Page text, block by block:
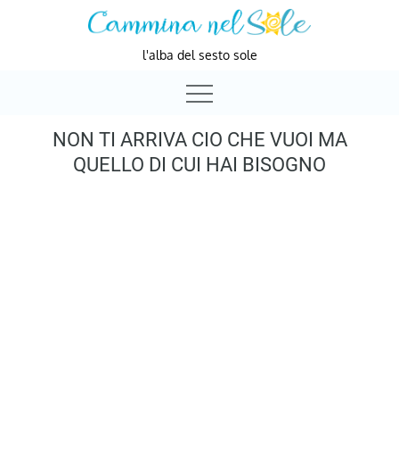
l'alba del sesto sole
NON TI ARRIVA CIO CHE VUOI MA
QUELLO DI CUI HAI BISOGNO